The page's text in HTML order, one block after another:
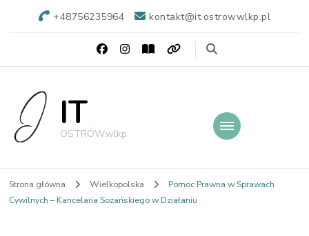
+48756235964 kontakt@it.ostrowwlkp.pl
IT
OSTRÓW.wlkp
Strona główna Wielkopolska
Pomoc Prawna w Sprawach
Cywilnych – Kancelaria Sozańskiego w Działaniu